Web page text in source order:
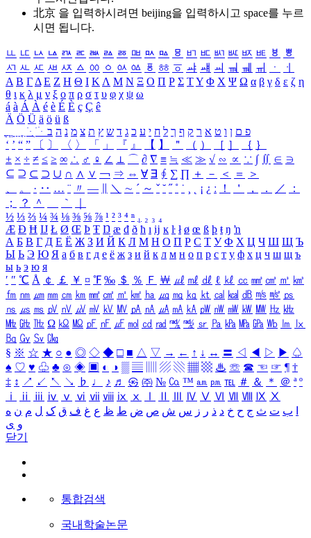
北京 을 입력하시려면 beijing을 입력하시고 space를 누르
시면 됩니다.
ㅥ ㅦ ㅧ ㅨ ㅩ ㅪ ㅫ ㅬ ㅭ ㅮ ㅯ ㅰ ㅱ ㅲ ㅳ ㅴ ㅵ ㅶ ㅷ ㅸ
ㅹ
ㅺ ㅻ ㅼ ㅽ ㅾ ㅿ ㆀ ㆁ ㆂ ㆃ ㆄ ㆅ ㆆ ㆇ ㆈ ㆉ ㆊ ㆋ ㆌ ㆍ
ㆎ
Α Β ΓΔ Ε Ζ Η Θ Ι ΚΛ Μ Ν Ξ Ο Π Ρ Σ ΤΥ Φ Χ Ψ Ω α β γ δ ε ζ η
θ ι κ λ μ ν ξ ο π ρ σ τ υ φ χ ψ ω
á à Á À é è É È ç Ç ê
Ä Ö Ü ä ö ü ß
ִֶֹ ֻּ ׁׂ פ ם ן ו ט א ר ק ף ך ל ח י ע כ ג ד ש ץ ת צ מ נ ה ב
‘ ’ “ ” 〔 〕 〈 〉 「 」 『 』 【 】 ＂ （ ） ［ ］ ｛ ｝
± × ÷ ≠ ≤ ≥ ∞ ∴ ♂ ♀ ∠ ⊥ ⌒ ∂ ∇ ≡ ≒ ≪ ≫ √ ∽ ∝ ∵ ∫ ∬ ∈ ∋
⊆ ⊇ ⊂ ⊃ ∪ ∩ ∧ ∨ ￢ ⇒ ⇔ ∀ ∃ ∮ ∑ ∏ ＋ － ＜ ＝
＞
、
。 · ‥ … ¨ 〃 ― ＼ ∼ ´ ～ ˇ ˘ ˝ ˚ ˙ ¸ ¡ ¿ ː ！ ＇ ， ． ／
：
；
？ ＾ ｀
½ ⅓ ⅔ ¼ ¾ ⅛ ⅜ ⅝ ⅞ ¹ ² ³ ⁴ ⁿ ₁ ₂ ₃ ₄
Æ Ð Ħ Ĳ Ł Ø Œ Þ Ŧ Ŋ æ đ ð ħ ı ĳ ĸ ŀ ł ø œ ß þ ŧ ŋ ŉ
А Б В Г Д Е Ё Ж З И Й К Л М Н О П Р С Т У Ф Х Ц Ч Ш Щ Ъ
Ы Ь Э Ю Я а б в г д е ё ж з и й к л м н о п р с т у ф х ц ч ш щ ъ
ы ь э ю я
′ ″ ℃ Å ￠ ￡ ￥ ¤ ℉ ‰ ＄ ％ Ｆ ￦ ㎕ ㎖ ㎗ ℓ ㎘ ㏄ ㎣ ㎤ ㎥ ㎦
㎙ ㎚ ㎛ ㎜ ㎝ ㎞ ㎟ ㎠ ㎡ ㎢ ㏊ ㎍ ㎎ ㎏ ㏏ ㎈ ㎉ ㏈ ㎧ ㎨ ㎰
㎱ ㎲ ㎳ ㎴ ㎵ ㎶ ㎷ ㎸ ㎹ ㎀ ㎁ ㎂ ㎃ ㎄ ㎺ ㎻ ㎽ ㎾ ㎿ ㎐ ㎑
㎒ ㎓ ㎔ Ω ㏀ ㏁ ㎊ ㎋ ㎌ ㏖ ㏅ ㎭ ㎮ ㎯ ㏛ ㎩ ㎪ ㎫ ㎬ ㏝ ㏐
㏓
㏃ ㏉ ㏜ ㏆
§ ※ ☆ ★ ○ ● ◎ ◇ ◆ □ ■ △ ▽ → ← ↑ ↓ ↔ 〓 ◁ ◀ ▷ ▶ ♤
♠ ♡ ♥ ♧ ♣ ⊙ ◈ ▣ ◐ ◑ ▒ ▤ ▨ ▧ ▦ ▩ ♨ ☏ ☎ ☜ ☞ ¶ †
‡ ↕ ↗ ↙ ↖ ↘ ♭ ♩ ♪ ♬ ㉿ ㈜ № ㏇ ™ ㏂ ㏘ ℡ ＃ ＆ ＊ ＠ ª º
ⅰ
ⅱ ⅲ ⅳ ⅴ ⅵ ⅶ ⅷ ⅸ ⅹ Ⅳ Ⅴ Ⅵ Ⅶ Ⅷ Ⅸ Ⅹ
ب ت ث ج ح خ د ذ ر ز س ش ص ض ط ظ ع غ ف ق ک ل م ن ه
و ی
닫기
통합검색
국내학술논문